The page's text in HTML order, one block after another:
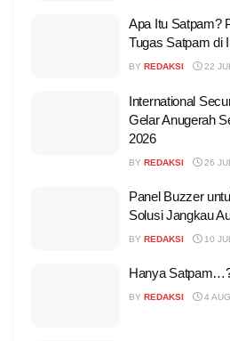
Apa Itu Satpam?
Tugas Satpam di
BY REDAKSI 22
International
Gelar Anugerah
2026
BY REDAKSI 26
Panel Buzzer
Solusi Jangkau
BY REDAKSI 10
Hanya
BY REDAKSI 4